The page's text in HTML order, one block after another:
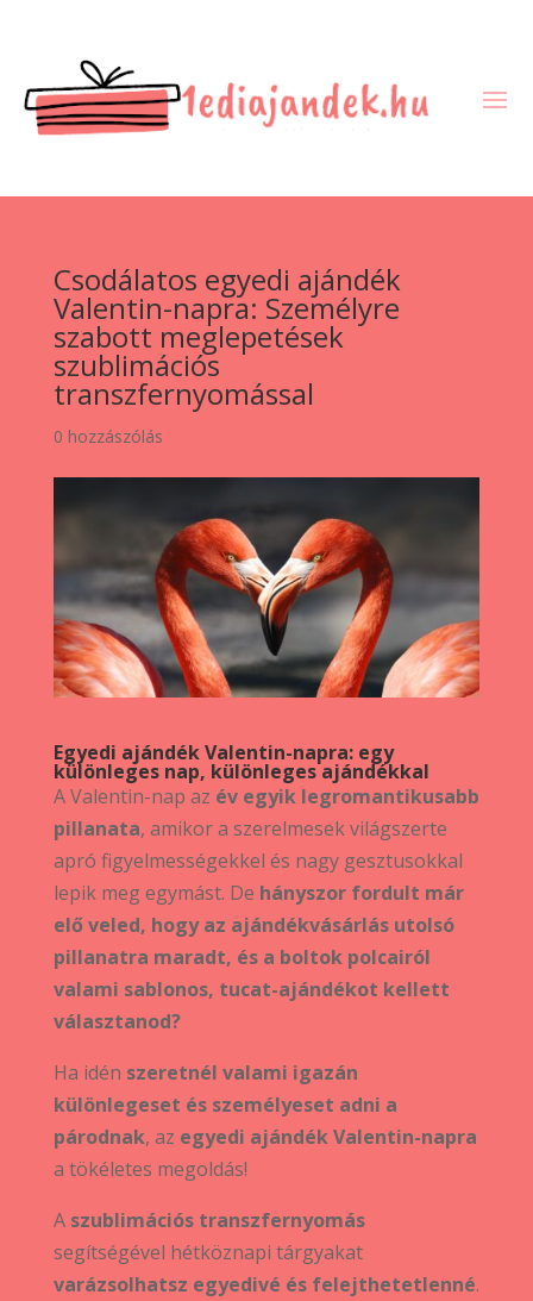
Csodálatos egyedi ajándék
Valentin-napra: Személyre
szabott meglepetések
szublimációs
transzfernyomással
0 hozzászólás
Egyedi ajándék Valentin-napra: egy
különleges nap, különleges ajándékkal
A Valentin-nap az év egyik legromantikusabb
pillanata, amikor a szerelmesek világszerte
apró figyelmességekkel és nagy gesztusokkal
lepik meg egymást. De hányszor fordult már
elő veled, hogy az ajándékvásárlás utolsó
pillanatra maradt, és a boltok polcairól
valami sablonos, tucat-ajándékot kellett
választanod?
Ha idén szeretnél valami igazán
különlegeset és személyeset adni a
párodnak, az egyedi ajándék Valentin-napra
a tökéletes megoldás!
A szublimációs transzfernyomás
segítségével hétköznapi tárgyakat
varázsolhatsz egyedivé és felejthetetlenné.